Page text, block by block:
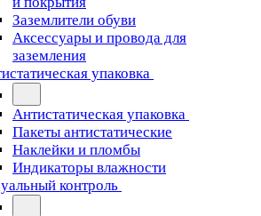
Заземлители обуви
Аксессуары и провода для
заземления
упаковка
Антистатическая упаковка
Пакеты антистатические
Наклейки и пломбы
Индикаторы влажности
контроль